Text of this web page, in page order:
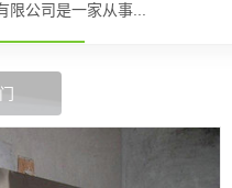
公司是一家从事...